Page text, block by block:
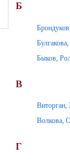
Б
Быков,
В
Виторган,
Волкова,
Г